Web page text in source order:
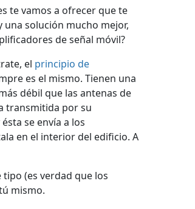
te vamos a ofrecer que te
una solución mucho mejor,
de señal móvil?
el principio de
es el mismo. Tienen una
débil que las antenas de
transmitida por su
se envía a los
en el interior del edificio. A
(es verdad que los
mismo.